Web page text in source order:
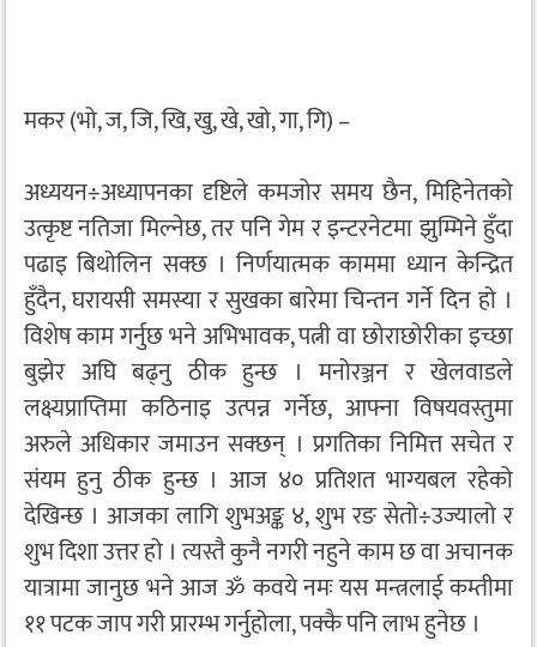
मकर (भो, ज, जि, खि, खु, खे, खो, गा, गि) –
अध्ययन÷अध्यापनका दृष्टिले कमजोर समय छैन, मिहिनेतको
उत्कृष्ट नतिजा मिल्नेछ, तर पनि गेम र इन्टरनेटमा झुम्मिने हुँदा
पढाइ बिथोलिन सक्छ । निर्णयात्मक काममा ध्यान केन्द्रित
हुँदैन, घरायसी समस्या र सुखका बारेमा चिन्तन गर्ने दिन हो ।
विशेष काम गर्नुछ भने अभिभावक, पत्नी वा छोराछोरीका इच्छा
बुझेर अघि बढ्नु ठीक हुन्छ । मनोरञ्जन र खेलवाडले
लक्ष्यप्राप्तिमा कठिनाइ उत्पन्न गर्नेछ, आफ्ना विषयवस्तुमा
अरुले अधिकार जमाउन सक्छन् । प्रगतिका निमित्त सचेत र
संयम हुनु ठीक हुन्छ । आज ४० प्रतिशत भाग्यबल रहेको
देखिन्छ । आजका लागि शुभअङ्क ४, शुभ रङ सेतो÷उज्यालो र
शुभ दिशा उत्तर हो । त्यस्तै कुनै नगरी नहुने काम छ वा अचानक
यात्रामा जानुछ भने आज ॐ कवये नमः यस मन्त्रलाई कम्तीमा
११ पटक जाप गरी प्रारम्भ गर्नुहोला, पक्कै पनि लाभ हुनेछ ।